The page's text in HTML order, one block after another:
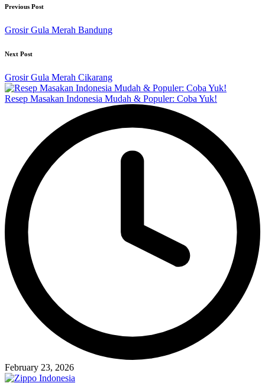
Post
navigation
Previous Post
Grosir Gula Merah Bandung
Next Post
Grosir Gula Merah Cikarang
Resep Masakan Indonesia Mudah & Populer: Coba Yuk!
February 23, 2026